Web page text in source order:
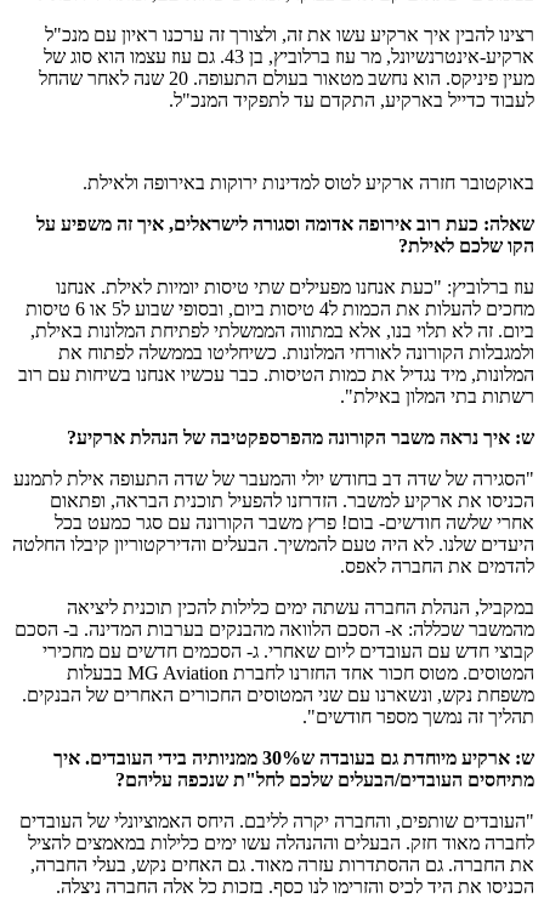
רצינו להבין איך ארקיע עשו את זה, ולצורך זה ערכנו ראיון עם מנכ"ל
ארקיע-אינטרנשיונל, מר עוז ברלוביץ, בן 43. גם עוז עצמו הוא סוג של
מעין פיניקס. הוא נחשב מטאור בעולם התעופה. 20 שנה לאחר שהחל
לעבוד כדייל בארקיע, התקדם עד לתפקיד המנכ"ל.
באוקטובר חזרה ארקיע לטוס למדינות ירוקות באירופה ולאילת.
שאלה: כעת רוב אירופה אדומה וסגורה לישראלים, איך זה משפיע על
הקו שלכם לאילת?
עוז ברלוביץ: "כעת אנחנו מפעילים שתי טיסות יומיות לאילת. אנחנו
מחכים להעלות את הכמות ל4 טיסות ביום, ובסופי שבוע ל5 או 6 טיסות
ביום. זה לא תלוי בנו, אלא במתווה הממשלתי לפתיחת המלונות באילת,
ולמגבלות הקורונה לאורחי המלונות. כשיחליטו בממשלה לפתוח את
המלונות, מיד נגדיל את כמות הטיסות. כבר עכשיו אנחנו בשיחות עם רוב
רשתות בתי המלון באילת".
ש: איך נראה משבר הקורונה מהפרספקטיבה של הנהלת ארקיע?
"הסגירה של שדה דב בחודש יולי והמעבר של שדה התעופה אילת לתמנע
הכניסו את ארקיע למשבר. הזדרזנו להפעיל תוכנית הבראה, ופתאום
אחרי שלשה חודשים- בום! פרץ משבר הקורונה עם סגר כמעט בכל
היעדים שלנו. לא היה טעם להמשיך. הבעלים והדירקטוריון קיבלו החלטה
להדמים את החברה לאפס.
במקביל, הנהלת החברה עשתה ימים כלילות להכין תוכנית ליציאה
מהמשבר שכללה: א- הסכם הלוואה מהבנקים בערבות המדינה. ב- הסכם
קבוצי חדש עם העובדים ליום שאחרי. ג- הסכמים חדשים עם מחכירי
המטוסים. מטוס חכור אחד החזרנו לחברת MG Aviation בבעלות
משפחת נקש, ונשארנו עם שני המטוסים החכורים האחרים של הבנקים.
תהליך זה נמשך מספר חודשים".
ש: ארקיע מיוחדת גם בעובדה ש30% ממניותיה בידי העובדים. איך
מתיחסים העובדים/הבעלים שלכם לחל"ת שנכפה עליהם?
"העובדים שותפים, והחברה יקרה לליבם. היחס האמוציונלי של העובדים
לחברה מאוד חזק. הבעלים וההנהלה עשו ימים כלילות במאמצים להציל
את החברה. גם ההסתדרות עזרה מאוד. גם האחים נקש, בעלי החברה,
הכניסו את היד לכיס והזרימו לנו כסף. בזכות כל אלה החברה ניצלה.